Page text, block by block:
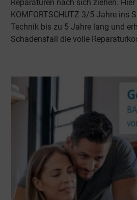
Reparaturen nach sich ziehen.
KOMFORTSCHUTZ 3/5 Jahre ins
Technik bis zu 5 Jahre lang und
Schadensfall die volle